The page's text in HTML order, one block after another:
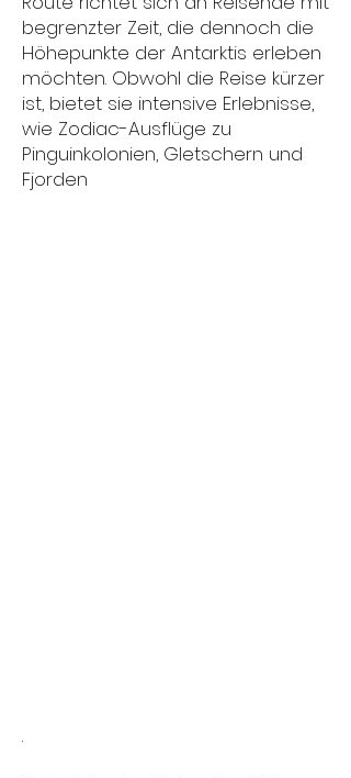
begrenzter Zeit, die dennoch die
Höhepunkte der Antarktis erleben
möchten. Obwohl die Reise kürzer
ist, bietet sie intensive Erlebnisse,
wie Zodiac-Ausflüge zu
Pinguinkolonien, Gletschern und
Fjorden
.